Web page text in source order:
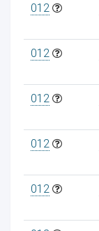
012
012
012
012
012